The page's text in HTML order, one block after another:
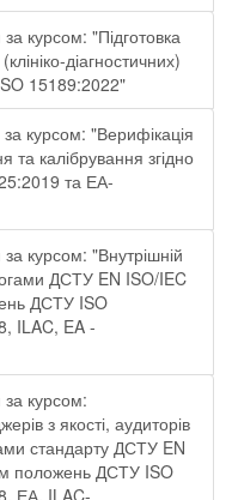
курсом: "Підготовка
діагностичних)
15189:2022"
курсом: "Верифікація
та калібрування згідно
та ЕА-
курсом: "Внутрішній
ДСТУ EN ISO/IEC
ДСТУ ISO
ILAC, EA -
курсом:
з якості, аудиторів
стандарту ДСТУ EN
положень ДСТУ ISO
ЕА, ILAC-